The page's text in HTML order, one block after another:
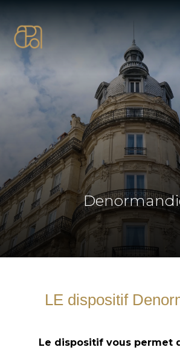
LE dispositif
Le dispositif vous permet